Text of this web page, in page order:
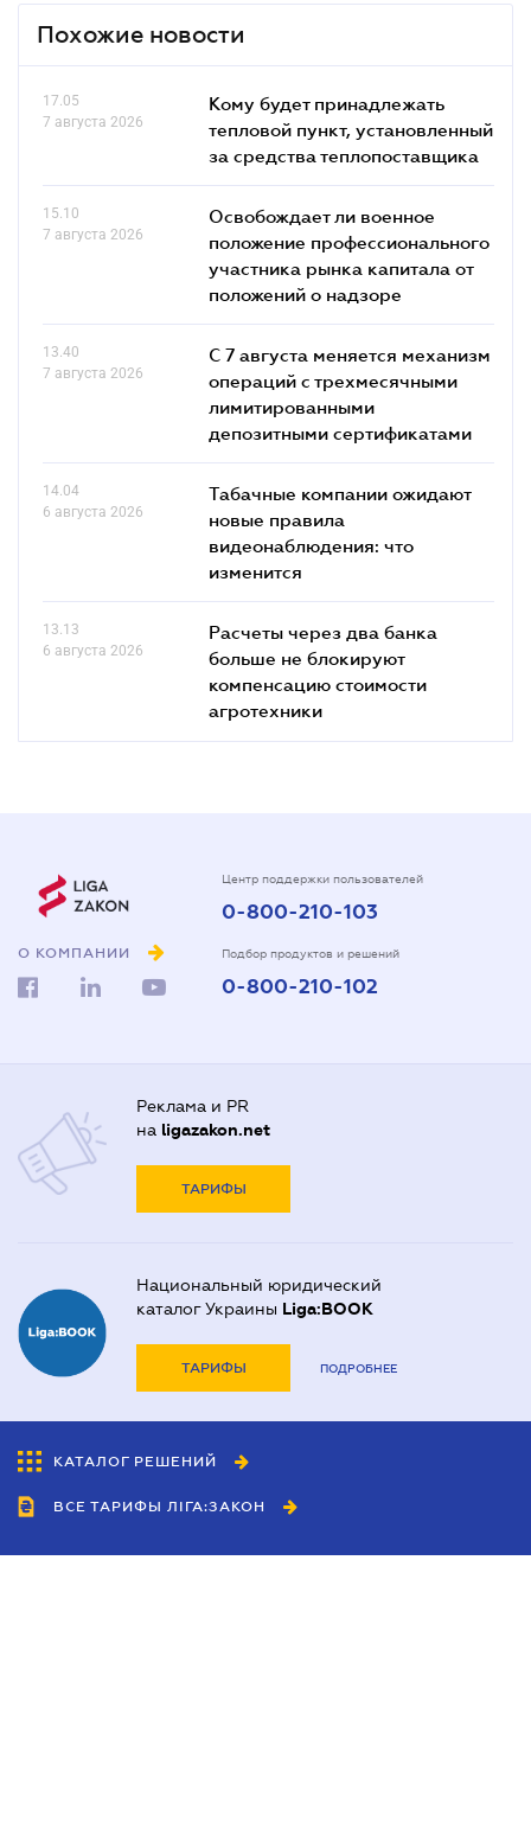
Похожие новости
17.05
7 августа 2026
Кому будет принадлежать
тепловой пункт, установленный
за средства теплопоставщика
15.10
7 августа 2026
Освобождает ли военное
положение профессионального
участника рынка капитала от
положений о надзоре
13.40
7 августа 2026
С 7 августа меняется механизм
операций с трехмесячными
лимитированными
депозитными сертификатами
14.04
6 августа 2026
Табачные компании ожидают
новые правила
видеонаблюдения: что
изменится
13.13
6 августа 2026
Расчеты через два банка
больше не блокируют
компенсацию стоимости
агротехники
О КОМПАНИИ
Центр поддержки пользователей
0-800-210-103
Подбор продуктов и решений
0-800-210-102
Реклама и PR
на ligazakon.net
ТАРИФЫ
Национальный юридический
каталог Украины Liga:BOOK
ТАРИФЫ ПОДРОБНЕЕ
КАТАЛОГ РЕШЕНИЙ
ВСЕ ТАРИФЫ ЛІГА:ЗАКОН